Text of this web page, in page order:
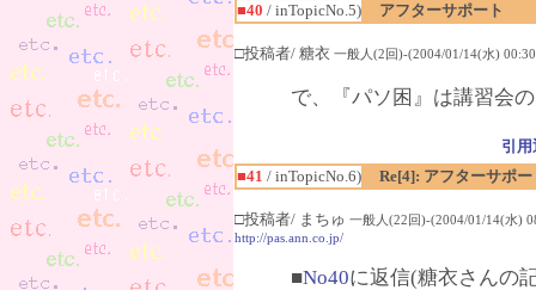
■40 / inTopicNo.5) アフターサポート
□投稿者/ 糖衣 一般人(2回)-(2004/01/14(水)
で、『パソ困』は講習会
引
■41 / inTopicNo.6) Re[4]: アフターサポー
□投稿者/ まちゅ 一般人(22回)-(2004/01/14(水)
http://pas.ann.co.jp/
■No40に返信(糖衣さんの